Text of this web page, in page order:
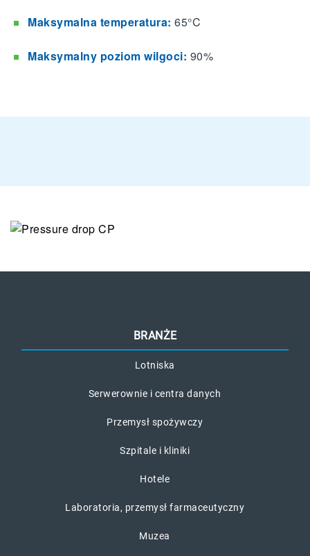
Maksymalna temperatura: 65°C
Maksymalny poziom wilgoci: 90%
BRANŻE
Lotniska
Serwerownie i centra danych
Przemysł spożywczy
Szpitale i kliniki
Hotele
Laboratoria, przemysł farmaceutyczny
Muzea